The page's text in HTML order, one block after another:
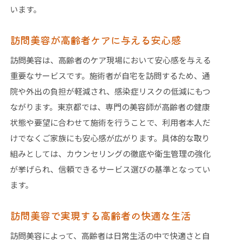
います。
訪問美容が高齢者ケアに与える安心感
訪問美容は、高齢者のケア現場において安心感を与える
重要なサービスです。施術者が自宅を訪問するため、通
院や外出の負担が軽減され、感染症リスクの低減にもつ
ながります。東京都では、専門の美容師が高齢者の健康
状態や要望に合わせて施術を行うことで、利用者本人だ
けでなくご家族にも安心感が広がります。具体的な取り
組みとしては、カウンセリングの徹底や衛生管理の強化
が挙げられ、信頼できるサービス選びの基準となってい
ます。
訪問美容で実現する高齢者の快適な生活
訪問美容によって、高齢者は日常生活の中で快適さと自